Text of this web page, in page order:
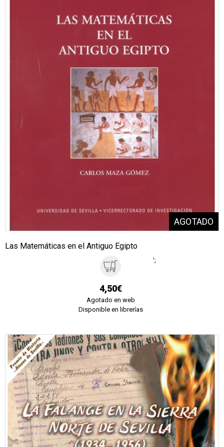
Las Matemáticas en el Antiguo Egipto
4,50€
Agotado en web
Disponible en librerías
';